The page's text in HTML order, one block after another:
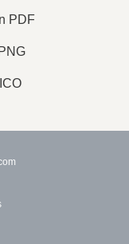
PDF